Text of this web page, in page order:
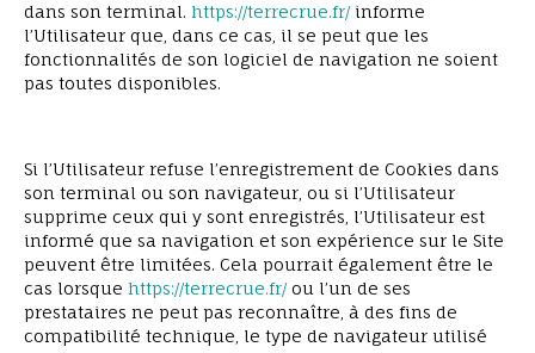
dans son terminal. https://terrecrue.fr/informe
l’Utilisateur que, dans ce cas, il se peut que les
fonctionnalités de son logiciel de navigation ne soient
pas toutes disponibles.
Si l’Utilisateur refuse l’enregistrement de Cookies dans
son terminal ou son navigateur, ou si l’Utilisateur
supprime ceux qui y sont enregistrés, l’Utilisateur est
informé que sa navigation et son expérience sur le Site
peuvent être limitées. Cela pourrait également être le
cas lorsque https://terrecrue.fr/ou l’un de ses
prestataires ne peut pas reconnaître, à des fins de
compatibilité technique, le type de navigateur utilisé